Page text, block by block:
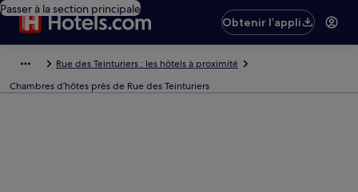
Passer à la section principale
Obtenir l’appli
Rue des Teinturiers : les hôtels à proximité
Chambres d’hôtes près de Rue des Teinturiers